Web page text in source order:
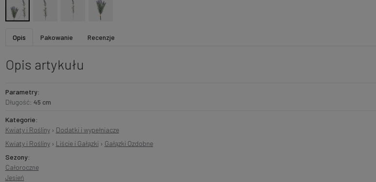
Opis Pakowanie Recenzje
Opis artykułu
Parametry:
Długość: 45 cm
Kategorie:
Kwiaty i Rośliny› Dodatki i wypełniacze
Kwiaty i Rośliny› Liście i Gałązki› Gałązki Ozdobne
Sezony:
Całoroczne
Jesień